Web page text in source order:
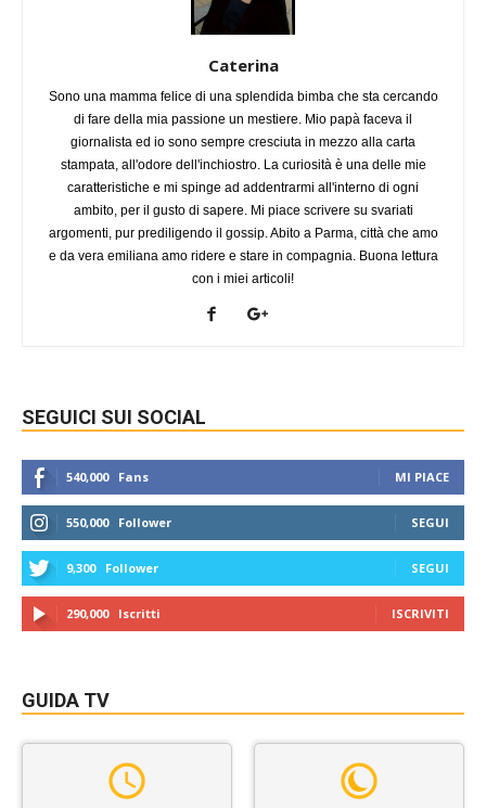
Caterina
Sono una mamma felice di una splendida bimba che sta cercando
di fare della mia passione un mestiere. Mio papà faceva il
giornalista ed io sono sempre cresciuta in mezzo alla carta
stampata, all'odore dell'inchiostro. La curiosità è una delle mie
caratteristiche e mi spinge ad addentrarmi all'interno di ogni
ambito, per il gusto di sapere. Mi piace scrivere su svariati
argomenti, pur prediligendo il gossip. Abito a Parma, città che amo
e da vera emiliana amo ridere e stare in compagnia. Buona lettura
con i miei articoli!
SEGUICI SUI SOCIAL
540,000 Fans MI PIACE
550,000 Follower SEGUI
9,300 Follower SEGUI
290,000 Iscritti ISCRIVITI
GUIDA TV